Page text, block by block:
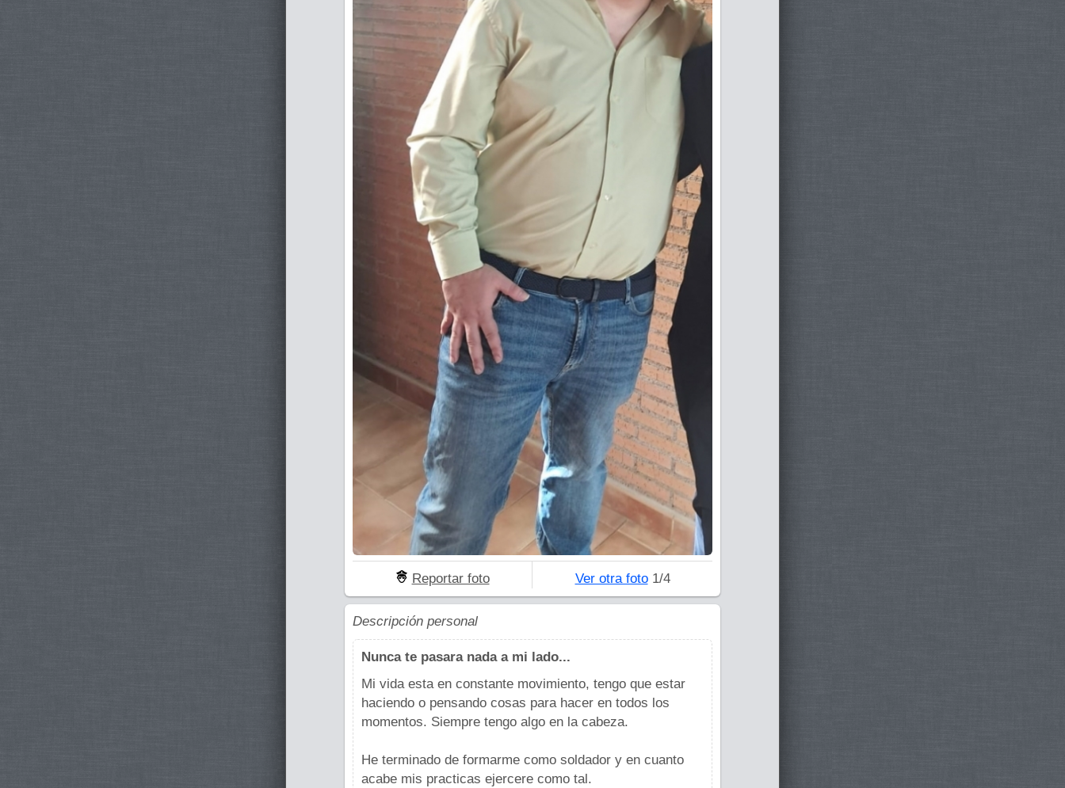
Reportar foto Ver otra foto1/4
Descripción personal
Nunca te pasara nada a mi lado...
Mi vida esta en constante movimiento, tengo que estar
haciendo o pensando cosas para hacer en todos los
momentos. Siempre tengo algo en la cabeza.
He terminado de formarme como soldador y en cuanto
acabe mis practicas ejercere como tal.